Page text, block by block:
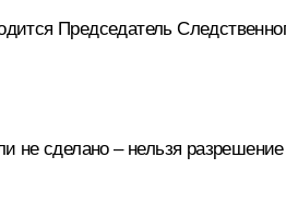
Председатель
не сделано – нельзя